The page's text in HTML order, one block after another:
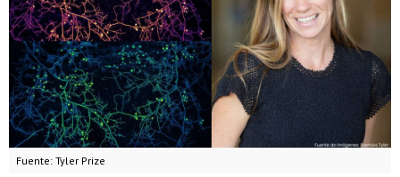
Fuente: Tyler Prize